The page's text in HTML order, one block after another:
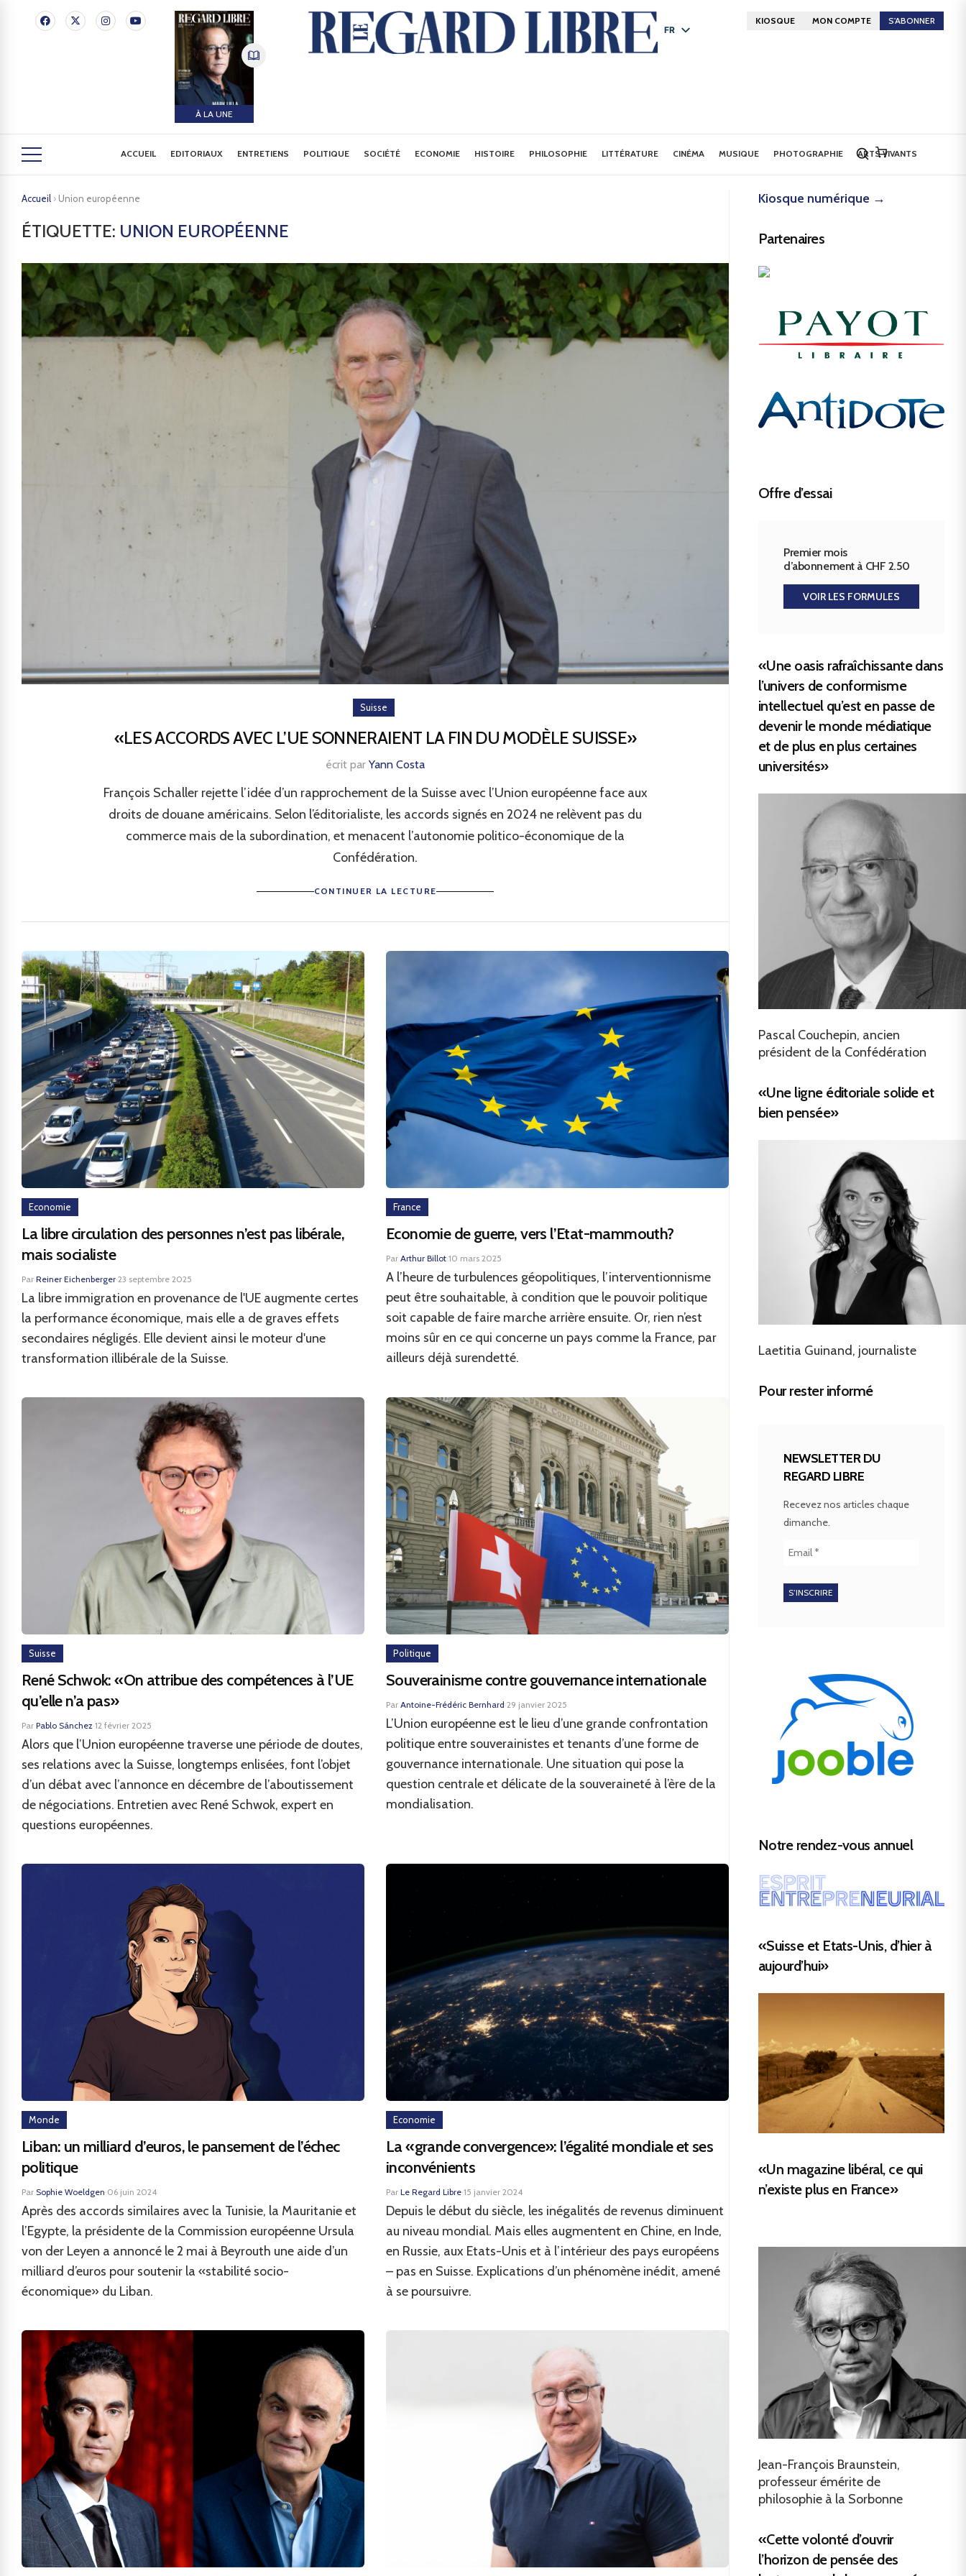
À LA UNE
FR
KIOSQUE MON COMPTE S'ABONNER
ACCUEIL EDITORIAUX ENTRETIENS POLITIQUE SOCIÉTÉ ECONOMIE HISTOIRE PHILOSOPHIE LITTÉRATURE CINÉMA MUSIQUE PHOTOGRAPHIE ARTS VIVANTS
Accueil › Union européenne
ÉTIQUETTE: UNION EUROPÉENNE
Suisse
«LES ACCORDS AVEC L’UE SONNERAIENT LA FIN DU MODÈLE SUISSE»
écrit par Yann Costa
François Schaller rejette l’idée d’un rapprochement de la Suisse avec l’Union européenne face aux
droits de douane américains. Selon l’éditorialiste, les accords signés en 2024 ne relèvent pas du
commerce mais de la subordination, et menacent l’autonomie politico-économique de la
Confédération.
CONTINUER LA LECTURE
Economie
La libre circulation des personnes n’est pas libérale,
mais socialiste
Par Reiner Eichenberger·23 septembre 2025
La libre immigration en provenance de l'UE augmente certes
la performance économique, mais elle a de graves effets
secondaires négligés. Elle devient ainsi le moteur d'une
transformation illibérale de la Suisse.
France
Economie de guerre, vers l’Etat-mammouth?
Par Arthur Billot·10 mars 2025
A l’heure de turbulences géopolitiques, l’interventionnisme
peut être souhaitable, à condition que le pouvoir politique
soit capable de faire marche arrière ensuite. Or, rien n’est
moins sûr en ce qui concerne un pays comme la France, par
ailleurs déjà surendetté.
Suisse
René Schwok: «On attribue des compétences à l’UE
qu’elle n’a pas»
Par Pablo Sánchez·12 février 2025
Alors que l’Union européenne traverse une période de doutes,
ses relations avec la Suisse, longtemps enlisées, font l’objet
d’un débat avec l’annonce en décembre de l’aboutissement
de négociations. Entretien avec René Schwok, expert en
questions européennes.
Politique
Souverainisme contre gouvernance internationale
Par Antoine-Frédéric Bernhard·29 janvier 2025
L’Union européenne est le lieu d’une grande confrontation
politique entre souverainistes et tenants d’une forme de
gouvernance internationale. Une situation qui pose la
question centrale et délicate de la souveraineté à l’ère de la
mondialisation.
Monde
Liban: un milliard d’euros, le pansement de l’échec
politique
Par Sophie Woeldgen·06 juin 2024
Après des accords similaires avec la Tunisie, la Mauritanie et
l’Egypte, la présidente de la Commission européenne Ursula
von der Leyen a annoncé le 2 mai à Beyrouth une aide d’un
milliard d’euros pour soutenir la «stabilité socio-
économique» du Liban.
Economie
La «grande convergence»: l’égalité mondiale et ses
inconvénients
Par Le Regard Libre·15 janvier 2024
Depuis le début du siècle, les inégalités de revenus diminuent
au niveau mondial. Mais elles augmentent en Chine, en Inde,
en Russie, aux Etats-Unis et à l’intérieur des pays européens
– pas en Suisse. Explications d’un phénomène inédit, amené
à se poursuivre.
Kiosque numérique →
Partenaires
Offre d’essai
Premier mois
d’abonnement à CHF 2.50
VOIR LES FORMULES
«Une oasis rafraîchissante dans
l’univers de conformisme
intellectuel qu’est en passe de
devenir le monde médiatique
et de plus en plus certaines
universités»
Pascal Couchepin, ancien
président de la Confédération
«Une ligne éditoriale solide et
bien pensée»
Laetitia Guinand, journaliste
Pour rester informé
NEWSLETTER DU
REGARD LIBRE
Recevez nos articles chaque
dimanche.
Notre rendez-vous annuel
«Suisse et Etats-Unis, d’hier à
aujourd’hui»
«Un magazine libéral, ce qui
n’existe plus en France»
Jean-François Braunstein,
professeur émérite de
philosophie à la Sorbonne
«Cette volonté d’ouvrir
l’horizon de pensée des